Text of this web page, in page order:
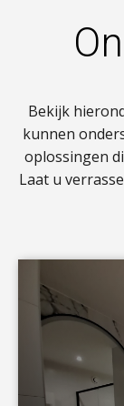
Bekijk
kunnen
oplossingen
Laat u